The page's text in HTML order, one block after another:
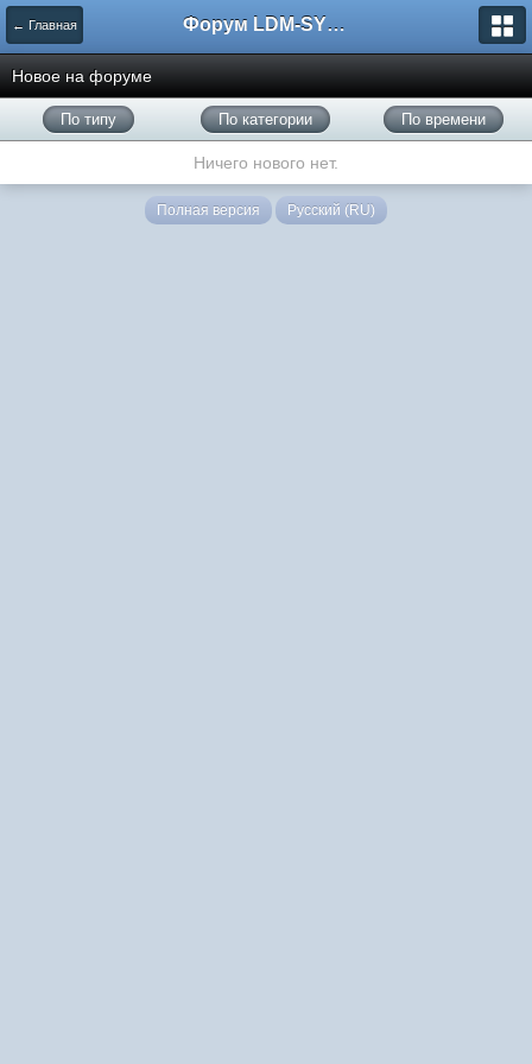
← Главная Форум LDM-SYSTEMS
Новое на форуме
По типу По категории По времени
Ничего нового нет.
Полная версия Русский (RU)